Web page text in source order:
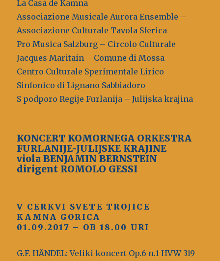
La Casa de Kamna
Associazione Musicale Aurora Ensemble –
Associazione Culturale Tavola Sferica
Pro Musica Salzburg – Circolo Culturale
Jacques Maritain – Comune di Mossa
Centro Culturale Sperimentale Lirico
Sinfonico di Lignano Sabbiadoro
S podporo Regije Furlanija – Julijska krajina
KONCERT KOMORNEGA ORKESTRA
FURLANIJE-JULIJSKE KRAJINE
viola BENJAMIN BERNSTEIN
dirigent ROMOLO GESSI
V CERKVI SVETE TROJICE
KAMNA GORICA
01.09.2017 – OB 18.00 URI
G.F. HÄNDEL: Veliki koncert Op.6 n.1 HVW 319